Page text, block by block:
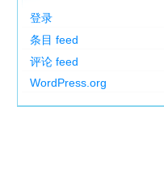
登录
条目 feed
评论 feed
WordPress.org